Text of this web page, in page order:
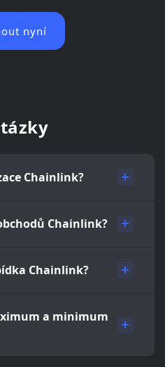
nyní
Chainlink?
Chainlink?
Chainlink?
a minimum